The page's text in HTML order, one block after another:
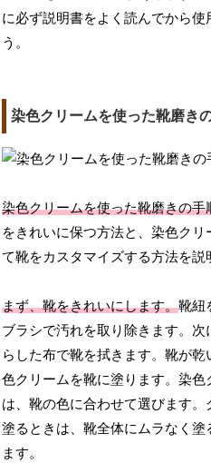
に必ず説明書をよく読んでから使
う。
染色クリームを使った靴磨き
染色クリームを使った靴磨きの手
をきれいに保つ方法と、染色クリ
て靴をカスタマイズする方法を説
まず、靴をきれいにします。靴紐
ブラシで汚れを取り除きます。次
らした布で靴を拭きます。靴が乾
色クリームを靴に塗ります。染色
は、靴の色に合わせて選びます。
塗るときは、靴全体にムラなく塗
ます。